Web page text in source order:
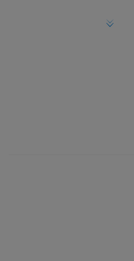
础医学院院长高成江，